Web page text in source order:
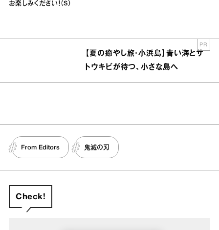
お楽しみください！（S）
【夏の癒やし旅・小浜島】青い海とサ
トウキビが待つ、小さな島へ
PR
From Editors 鬼滅の刃
Check!